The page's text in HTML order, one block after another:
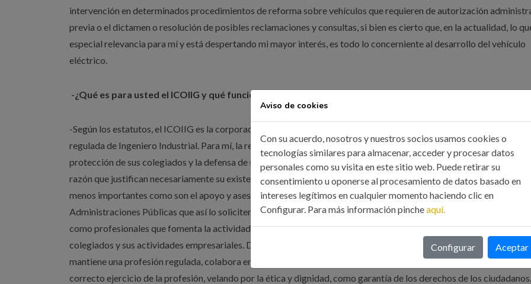
intervención en determinados procedimientos de reforma sobre vehículos que requieren de autorización
previa o el dictamen o resolución de posibles reclamaciones y consultas, si bien es cierto que, en la actualidad, lo
especial relevancia para mí y está despertando mi mayor interés, es todo lo concerniente al desarrollo del vehículo
eléctrico.
-¿Qué es para usted el ICOIIG y qué función tiene de cara a la sociedad?
-Según los estatutos, el ICOIIG es la corporación de derecho público que vela por el correcto ejercicio de la
regulada de Ingeniero Industrial. Para mí, la regulación, promoción y defensa de la profesión, así como la ayuda,
protección de sus colegiados y la defensa de sus intereses profesionales son las principales funciones del Colegio y
razón que justifican necesariamente su existencia y continuidad. El ICOIIG tiene además otras funciones
menos importantes como son el apoyo y asesoramiento a la Administración de Justicia, Registro Mercantil y a las
Administraciones Públicas que así lo soliciten. A mayores, creo que el Colegio es un centro de relaciones tanto
como profesionales que fomenta la actividad económica de Galicia y que busca la colaboración entre los distintos
colegiados y sus actividades empresariales. De cara a la sociedad, el Colegio es un garante de buen hacer, ya que
mantiene una profesión regulada, colabora en la formación continua de los Ingenieros Industriales y en esencia,
correcto ejercicio de la profesión, velando por la ética y dignidad, como garantía de los derechos de los
Aviso de cookies
Con su acuerdo, nosotros y nuestros socios usamos cookies o
tecnologías similares para almacenar, acceder y procesar datos
personales como su visita en este sitio web. Puede retirar su
consentimiento u oponerse al procesamiento de datos basado en
intereses legítimos en cualquier momento haciendo clic en
Configurar. Para más información pincheaquí.
Configurar Aceptar